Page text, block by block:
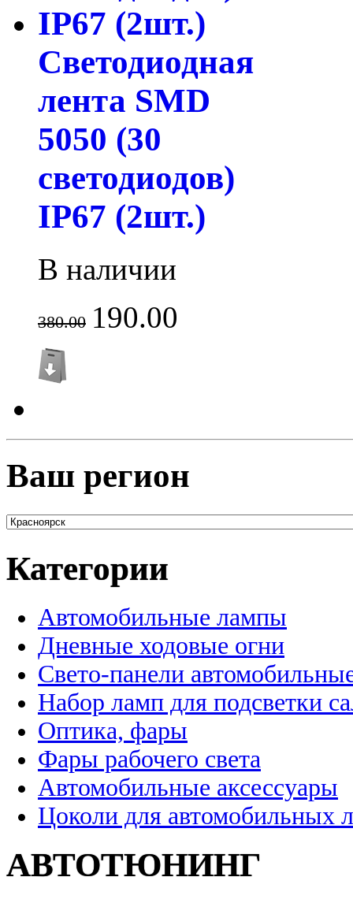
Светодиодная
лента SMD
5050 (30
светодиодов)
IP67 (2шт.)
В наличии
380.00 190.00
Ваш регион
Категории
Автомобильные лампы
Дневные ходовые огни
Свето-панели
Набор ламп для подсветки
Оптика, фары
Фары рабочего света
Автомобильные аксессуары
Цоколи для автомобильных
АВТОТЮНИНГ